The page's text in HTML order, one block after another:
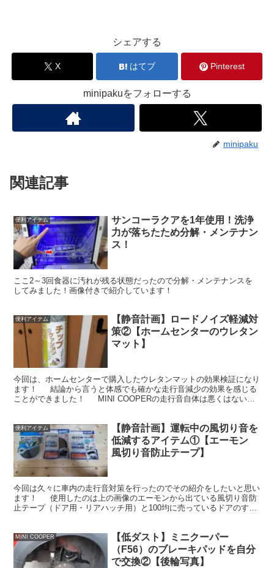
シェアする
X はてブ Pinterest
minipakuをフォローする
minipaku
関連記事
便利アイテム
サンコーラクアを1年使用！洗浄
力が落ちたため分解・メンテナン
ス！
ここ2～3回食器に汚れが残る状態だったので分解・メンテナンスを
してみました！画像付きで紹介しています！
便利アイテム
【静音計画】ロードノイズ軽減対
策②【ホームセンターのウレタン
マット】
今回は、ホームセンターで購入したウレタンマットの効果検証になり
ます！ 結論から言うと体感でも確かな走行音減少の効果を感じる
ことができました！ MINI COOPERの走行音自体は悪くはないと
便利アイテム
【静音計画】運転中の風切り音を
低減するアイテム①【エーモン
風切り音防止テープ】
今回は久々に車内の走行音対策を行ったのでその紹介をしたいと思い
ます！ 使用したのは上の画像のエーモンから出ている風切り音防
止テープ（ドア用・リアハッチ用）と100均に売っているドアのすき
MINI COOPER
【低ダスト】ミニクーパー
（F56）のブレーキパッドを自分
で交換②【後輪写真】